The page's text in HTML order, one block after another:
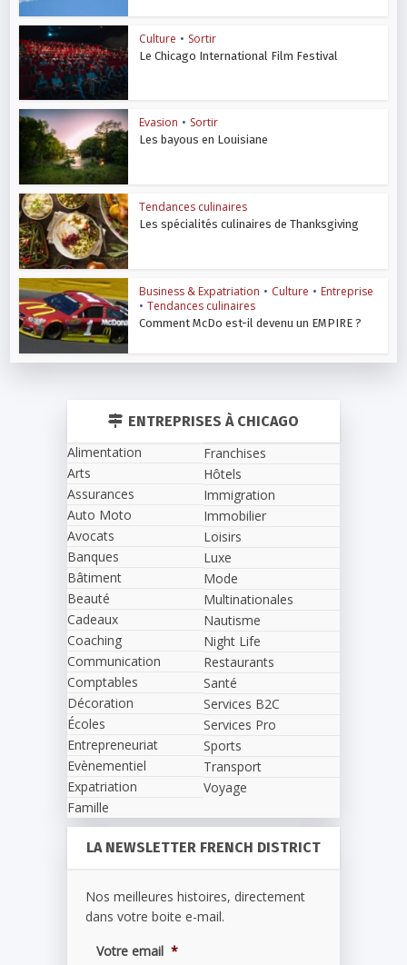
Culture • Sortir
Le Chicago International Film Festival
Evasion • Sortir
Les bayous en Louisiane
Tendances culinaires
Les spécialités culinaires de Thanksgiving
Business & Expatriation • Culture • Entreprise
• Tendances culinaires
Comment McDo est-il devenu un EMPIRE ?
ENTREPRISES À CHICAGO
Alimentation
Arts
Assurances
Auto Moto
Avocats
Banques
Bâtiment
Beauté
Cadeaux
Coaching
Communication
Comptables
Décoration
Écoles
Entrepreneuriat
Evènementiel
Expatriation
Famille
Franchises
Hôtels
Immigration
Immobilier
Loisirs
Luxe
Mode
Multinationales
Nautisme
Night Life
Restaurants
Santé
Services B2C
Services Pro
Sports
Transport
Voyage
LA NEWSLETTER FRENCH DISTRICT
Nos meilleures histoires, directement
dans votre boite e-mail.
Votre email *